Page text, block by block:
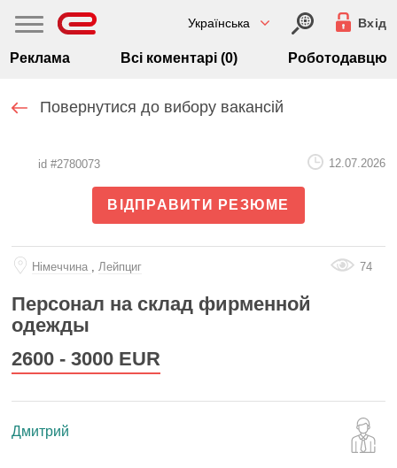
Українська Вхід
Реклама Всі коментарі (0) Роботодавцю
Повернутися до вибору вакансій
id #2780073 12.07.2026
ВІДПРАВИТИ РЕЗЮМЕ
Нiмеччина , Лейпциг 74
Персонал на склад фирменной
одежды
2600 - 3000 EUR
Дмитрий